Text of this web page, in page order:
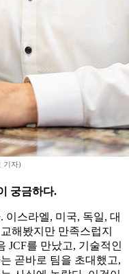
기자)
궁금하다.
이스라엘, 미국, 독일, 대
해봤지만 만족스럽지
JCF를 만났고, 기술적인
곧바로 팀을 초대했고,